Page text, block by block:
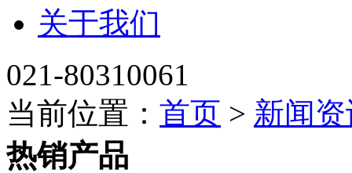
关于我们
021-80310061
当前位置： 首页 > 新闻
热销产品